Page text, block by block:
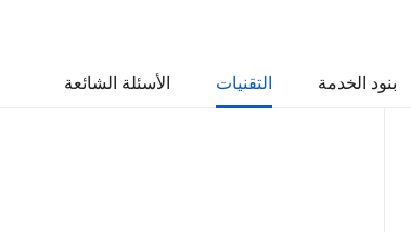
بنود الخدمة التقنيات الأسئلة الشائعة